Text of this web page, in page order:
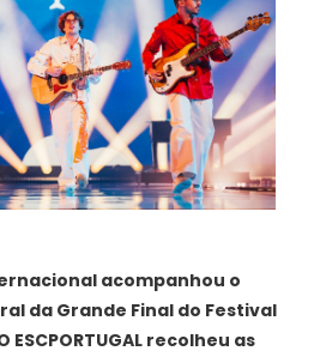
acompanhou o
da Grande Final do Festival
ESCPORTUGAL recolheu as